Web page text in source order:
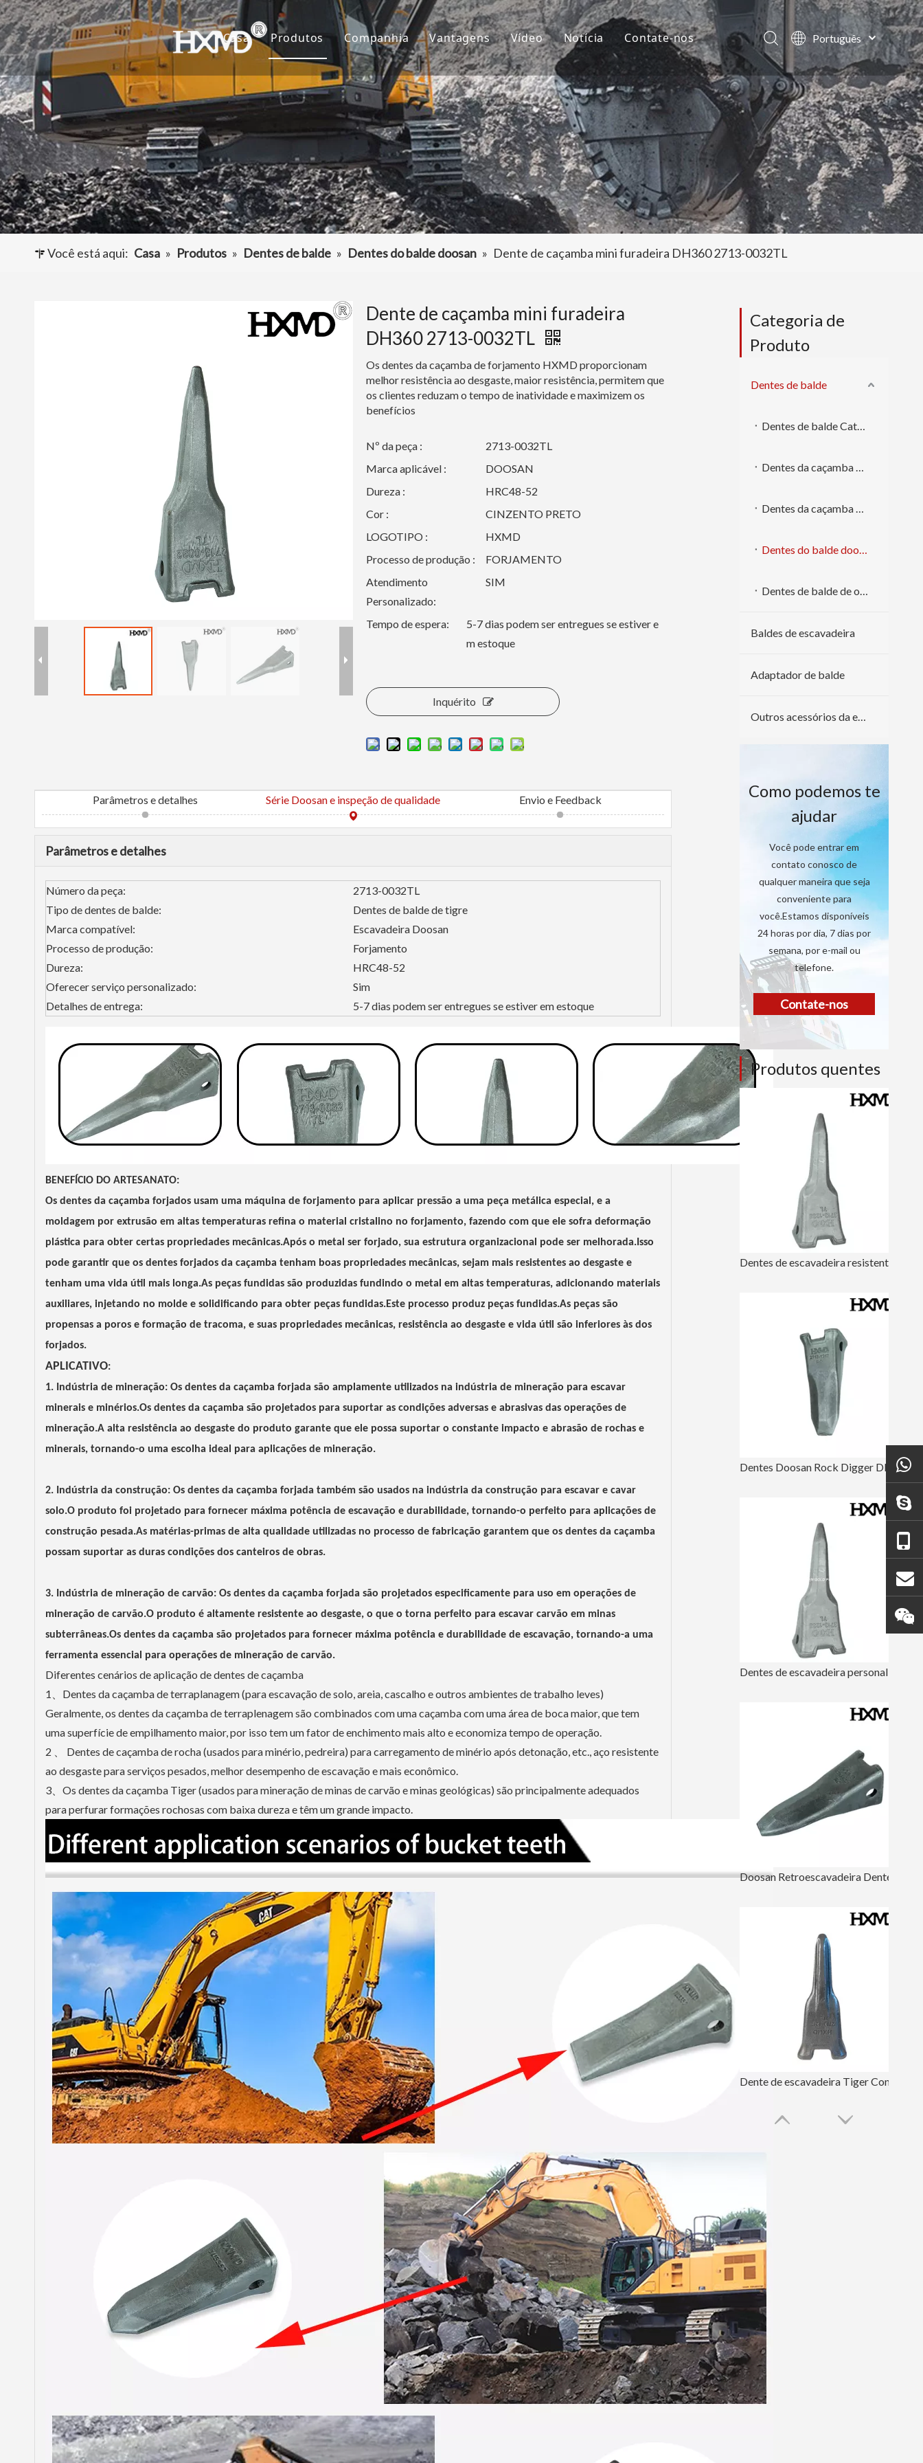
Casa Produtos
Dentes de Balde
Caçamba da Escavadeira
Adaptador de dentes de caçamba
Outros acessórios da escavadeira
Companhia
Sobre nós
Cultura
Perguntas frequentes
Vantagens
P&D
Produção
Serviço
Vídeo Notícia
Notícias da empresa
Projetos
Contate-nos
Português
English
العربية
Français
Pусский
Español
Você está aqui: Casa » Produtos » Dentes de balde » Dentes do balde doosan » Dente de caçamba mini furadeira DH360 2713-0032TL
Dente de caçamba mini furadeira
DH360 2713-0032TL
Os dentes da caçamba de forjamento HXMD proporcionam
melhor resistência ao desgaste, maior resistência, permitem que
os clientes reduzam o tempo de inatividade e maximizem os
benefícios
Nº da peça :
2713-0032TL
Marca aplicável :
DOOSAN
Dureza :
HRC48-52
Cor :
CINZENTO PRETO
LOGOTIPO :
HXMD
Processo de produção :
FORJAMENTO
Atendimento
Personalizado:
SIM
Tempo de espera:
5-7 dias podem ser entregues se estiver e
m estoque
Inquérito
Parâmetros e detalhes Série Doosan e inspeção de qualidade Envio e Feedback
Parâmetros e detalhes
Número da peça:
2713-0032TL
Tipo de dentes de balde:
Dentes de balde de tigre
Marca compatível:
Escavadeira Doosan
Processo de produção:
Forjamento
Dureza:
HRC48-52
Oferecer serviço personalizado:
Sim
Detalhes de entrega:
5-7 dias podem ser entregues se estiver em estoque
BENEFÍCIO DO ARTESANATO:
Os dentes da caçamba forjados usam uma máquina de forjamento para aplicar pressão a uma peça metálica especial, e a
moldagem por extrusão em altas temperaturas refina o material cristalino no forjamento, fazendo com que ele sofra deformação
plástica para obter certas propriedades mecânicas.Após o metal ser forjado, sua estrutura organizacional pode ser melhorada.Isso
pode garantir que os dentes forjados da caçamba tenham boas propriedades mecânicas, sejam mais resistentes ao desgaste e
tenham uma vida útil mais longa.As peças fundidas são produzidas fundindo o metal em altas temperaturas, adicionando materiais
auxiliares, injetando no molde e solidificando para obter peças fundidas.Este processo produz peças fundidas.As peças são
propensas a poros e formação de tracoma, e suas propriedades mecânicas, resistência ao desgaste e vida útil são inferiores às dos
forjados.
APLICATIVO:
1. Indústria de mineração: Os dentes da caçamba forjada são amplamente utilizados na indústria de mineração para escavar
minerais e minérios.Os dentes da caçamba são projetados para suportar as condições adversas e abrasivas das operações de
mineração.A alta resistência ao desgaste do produto garante que ele possa suportar o constante impacto e abrasão de rochas e
minerais, tornando-o uma escolha ideal para aplicações de mineração.
2. Indústria da construção: Os dentes da caçamba forjada também são usados ​​na indústria da construção para escavar e cavar
solo.O produto foi projetado para fornecer máxima potência de escavação e durabilidade, tornando-o perfeito para aplicações de
construção pesada.As matérias-primas de alta qualidade utilizadas no processo de fabricação garantem que os dentes da caçamba
possam suportar as duras condições dos canteiros de obras.
3. Indústria de mineração de carvão: Os dentes da caçamba forjada são projetados especificamente para uso em operações de
mineração de carvão.O produto é altamente resistente ao desgaste, o que o torna perfeito para escavar carvão em minas
subterrâneas.Os dentes da caçamba são projetados para fornecer máxima potência e durabilidade de escavação, tornando-a uma
ferramenta essencial para operações de mineração de carvão.
Diferentes cenários de aplicação de dentes de caçamba
1、Dentes da caçamba de terraplanagem (para escavação de solo, areia, cascalho e outros ambientes de trabalho leves)
Geralmente, os dentes da caçamba de terraplenagem são combinados com uma caçamba com uma área de boca maior, que tem
uma superfície de empilhamento maior, por isso tem um fator de enchimento mais alto e economiza tempo de operação.
2 、 Dentes de caçamba de rocha (usados ​​para minério, pedreira) para carregamento de minério após detonação, etc., aço resistente
ao desgaste para serviços pesados, melhor desempenho de escavação e mais econômico.
3、Os dentes da caçamba Tiger (usados ​​​​para mineração de minas de carvão e minas geológicas) são principalmente adequados
para perfurar formações rochosas com baixa dureza e têm um grande impacto.
Categoria de
Produto
Dentes de balde
Dentes de balde Caterpillar
Dentes da caçamba Komatsu
Dentes da caçamba Volvo
Dentes do balde doosan
Dentes de balde de outras marcas
Baldes de escavadeira
Adaptador de balde
Outros acessórios da escavadeira
Como podemos te
ajudar
Você pode entrar em
contato conosco de
qualquer maneira que seja
conveniente para
você.Estamos disponíveis
24 horas por dia, 7 dias por
semana, por e-mail ou
telefone.
Contate-nos
Produtos quentes
Dentes Doosan Rock Digger DH220 2713-1217RC